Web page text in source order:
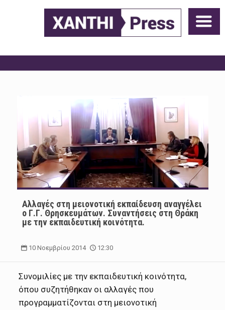
Αλλαγές στη μειονοτική εκπαίδευση αναγγέλει
ο Γ.Γ. Θρησκευμάτων. Συναντήσεις στη Θράκη
με την εκπαιδευτική κοινότητα.
10 Νοεμβρίου 2014 12:30
Συνομιλίες με την εκπαιδευτική κοινότητα,
όπου συζητήθηκαν οι αλλαγές που
προγραμματίζονται στη μειονοτική